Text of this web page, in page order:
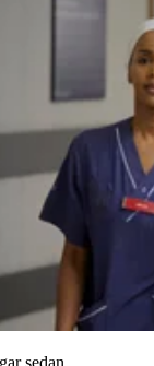
sedan